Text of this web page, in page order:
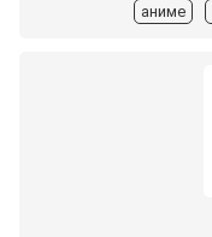
аниме